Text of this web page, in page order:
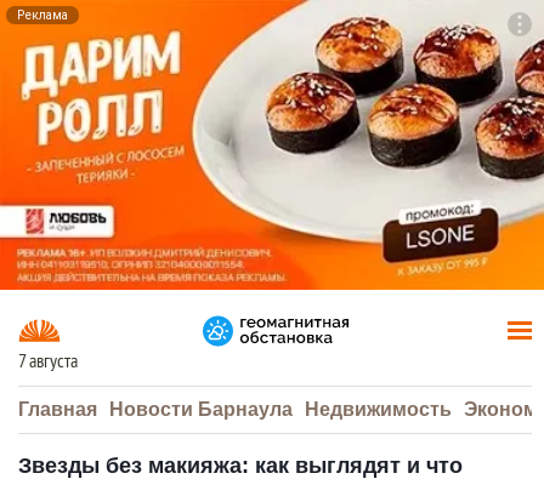
Реклама
7 августа
Главная Новости Барнаула Недвижимость
Звезды без макияжа: как выглядят и что